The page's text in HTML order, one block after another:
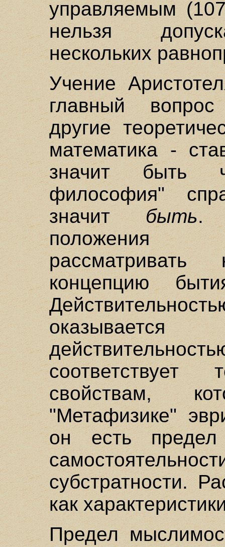
управляемым
нельзя
нескольких
Учение
главный
другие
математика -
значит быть
философия"
значитбыть.
положения
рассматривать
концепцию
свойствам,
"Метафизике"
он есть
субстратности.
как
Предел